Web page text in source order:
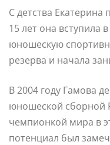
С детства Екатерина
15 лет она вступила
юношескую
резерва и начала
В 2004 году Гамова
юношеской сборной
чемпионкой мира в
потенциал был